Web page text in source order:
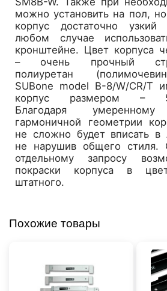
можно установить на пол,
корпус достаточно
любом случае
кронштейне. Цвет корпуса
– очень прочный
полиуретан
SUBone model B-8/W/CR/T
корпус размером –
Благодаря
гармоничной геометрии
не сложно будет вписать в
не нарушив общего стиля.
отдельному запросу
покраски корпуса в
штатного.
Похожие товары